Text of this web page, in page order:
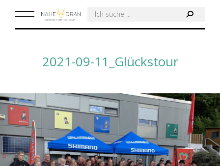
Search:
2021-09-11_Glückstour